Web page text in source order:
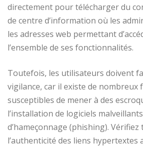
directement pour télécharger du
de centre d’information où les
les adresses web permettant
l’ensemble de ses fonctionnalités.
Toutefois, les utilisateurs doivent
vigilance, car il existe de nombreux
susceptibles de mener à des
l’installation de logiciels
d’hameçonnage (phishing).
l’authenticité des liens hypertextes